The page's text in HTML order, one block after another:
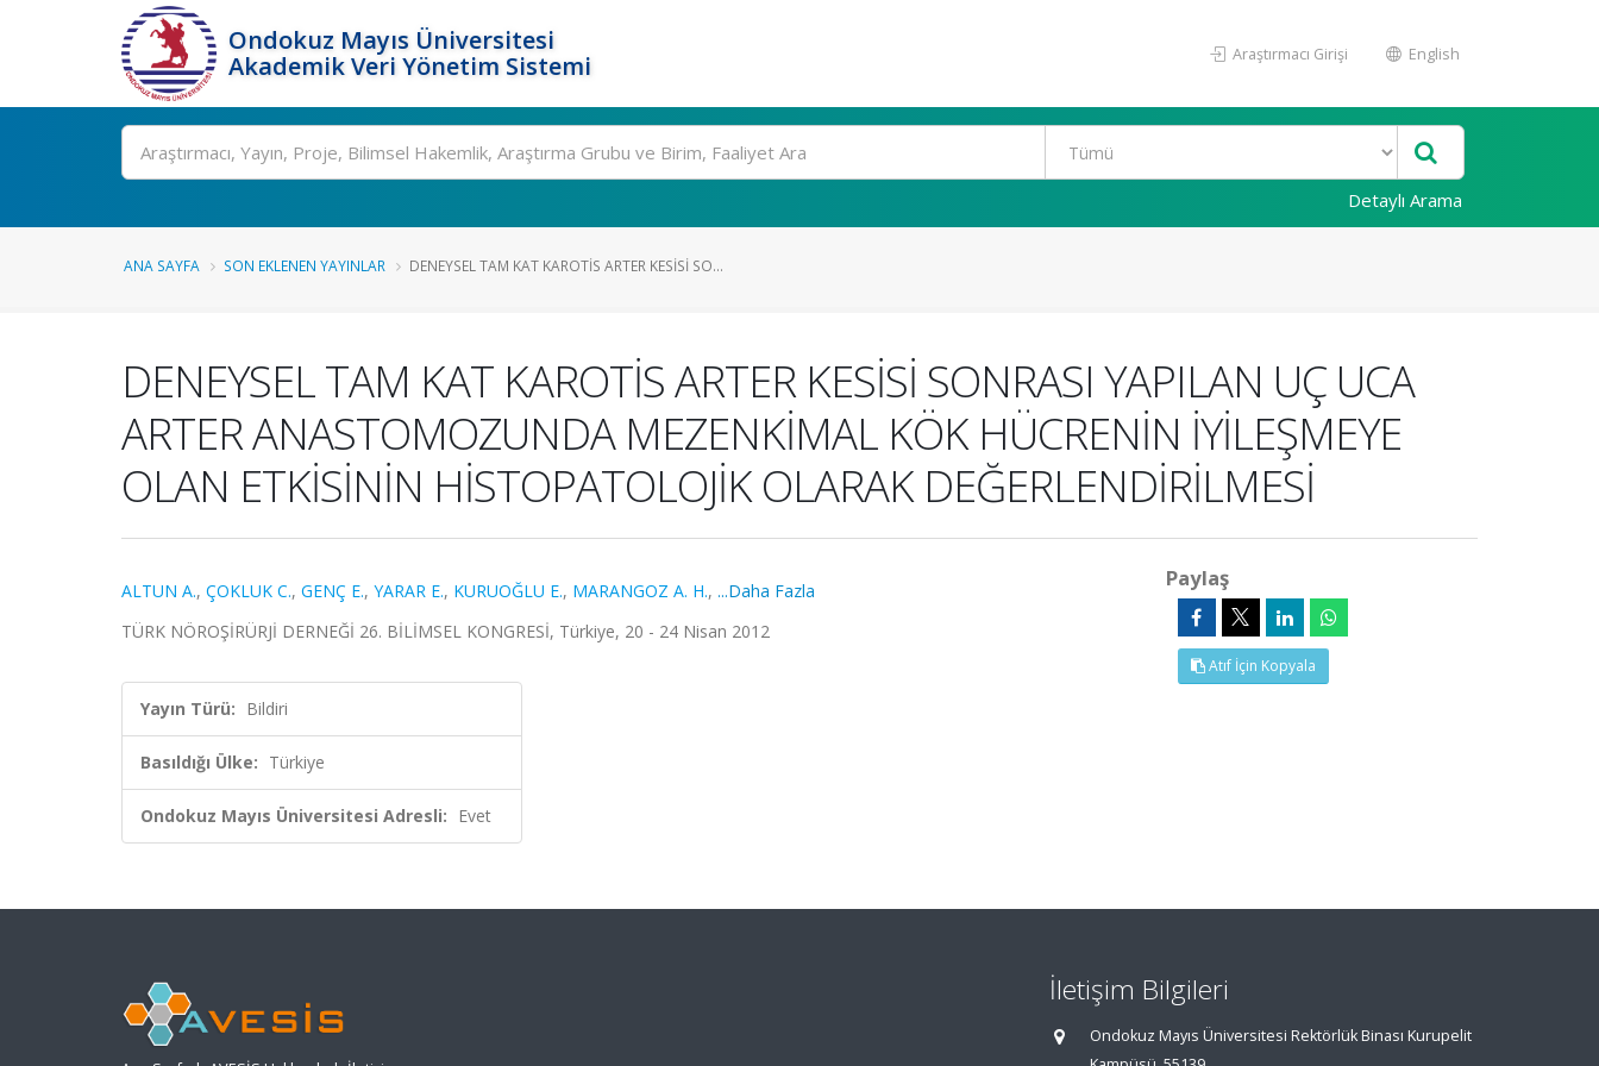
Ondokuz Mayıs Üniversitesi
Akademik Veri Yönetim Sistemi
Araştırmacı Girişi English
Ara
Detaylı Arama
ANA SAYFA SON EKLENEN YAYINLAR DENEYSEL TAM KAT KAROTİS ARTER KESİSİ SO...
DENEYSEL TAM KAT KAROTİS ARTER KESİSİ SONRASI YAPILAN UÇ UCA
ARTER ANASTOMOZUNDA MEZENKİMAL KÖK HÜCRENİN İYİLEŞMEYE
OLAN ETKİSİNİN HİSTOPATOLOJİK OLARAK DEĞERLENDİRİLMESİ
ALTUN A., ÇOKLUK C., GENÇ E., YARAR E., KURUOĞLU E., MARANGOZ A. H., ...Daha Fazla
TÜRK NÖROŞİRÜRJİ DERNEĞİ 26. BİLİMSEL KONGRESİ, Türkiye, 20 - 24 Nisan 2012
Yayın Türü: Bildiri
Basıldığı Ülke: Türkiye
Ondokuz Mayıs Üniversitesi Adresli: Evet
Paylaş
Atıf İçin Kopyala
İletişim Bilgileri
Ondokuz Mayıs Üniversitesi Rektörlük Binası Kurupelit